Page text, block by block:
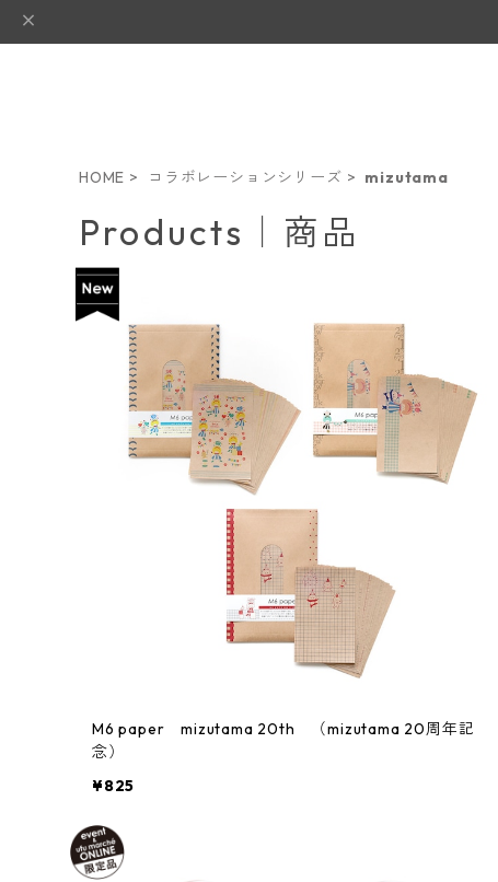
HOME コラボレーションシリーズ mizutama
Products｜商品
M6 paper mizutama 20th （mizutama 20周年記
念）
¥825